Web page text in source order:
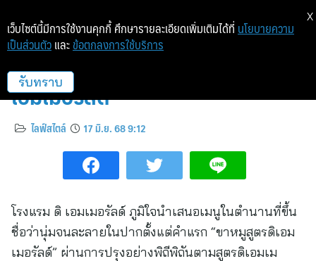
อร่อยที่บ้านได้แล้วกับ “ขาหมูสูตรดิ
เอมเมอรัลด์”
ไลฟ์สไตล์ 17 มิ.ย. 68 9:12
โรงแรม ดิ เอมเมอรัลด์ ภูมิใจนำเสนอเมนูในตำนานที่ขึ้น
ชื่อว่านุ่มจนละลายในปากตั้งแต่คำแรก “ขาหมูสูตรดิเอม
เมอรัลด์” ผ่านการปรุงอย่างพิถีพิถันตามสูตรดิเอมเม
เว็บไซต์นี้มีการใช้งานคุกกี้ ศึกษารายละเอียดเพิ่มเติมได้ที่ นโยบายความ
เป็นส่วนตัว และ ข้อตกลงการใช้บริการ
รับทราบ
X